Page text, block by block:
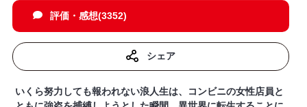
評価・感想(3352)
シェア
いくら努力しても報われない浪人生は、コンビニの女性店員と